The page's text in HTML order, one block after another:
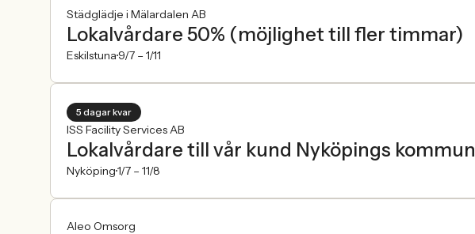
Städglädje i Mälardalen AB
Lokalvårdare 50% (möjlighet till fler timmar)
Eskilstuna 9/7 – 1/11
5 dagar kvar
ISS Facility Services AB
Lokalvårdare till vår kund Nyköpings kommun
Nyköping1/7 – 11/8
Aleo Omsorg